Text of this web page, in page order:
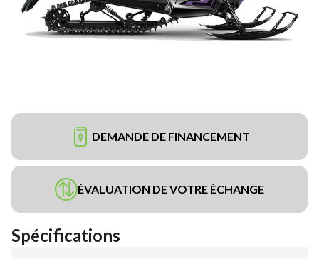
DEMANDE DE FINANCEMENT
ÉVALUATION DE VOTRE ÉCHANGE
Spécifications